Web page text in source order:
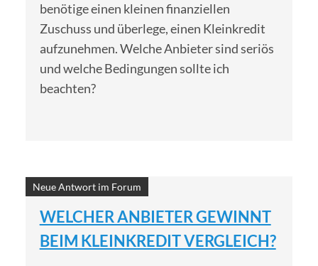
benötige einen kleinen finanziellen
Zuschuss und überlege, einen Kleinkredit
aufzunehmen. Welche Anbieter sind seriös
und welche Bedingungen sollte ich
beachten?
Neue Antwort im Forum
WELCHER ANBIETER GEWINNT
BEIM KLEINKREDIT VERGLEICH?